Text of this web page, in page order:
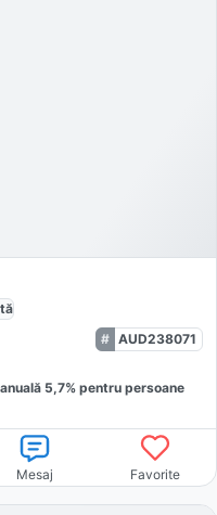
AUD238071
anuală 5,7% pentru persoane
Mesaj Favorite